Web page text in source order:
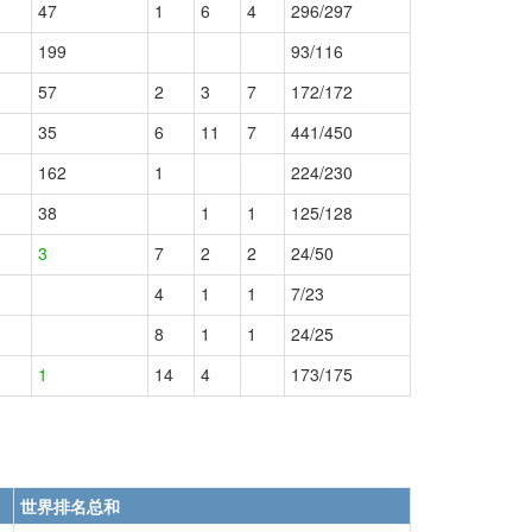
47 1 6 4
296/297
199
93/116
57
2 3 7
172/172
35
6 11 7
441/450
162
1
224/230
38
1 1
125/128
3
7 2 2
24/50
4
1 1
7/23
8
1 1
24/25
1
14 4 173/175
世界排名总和